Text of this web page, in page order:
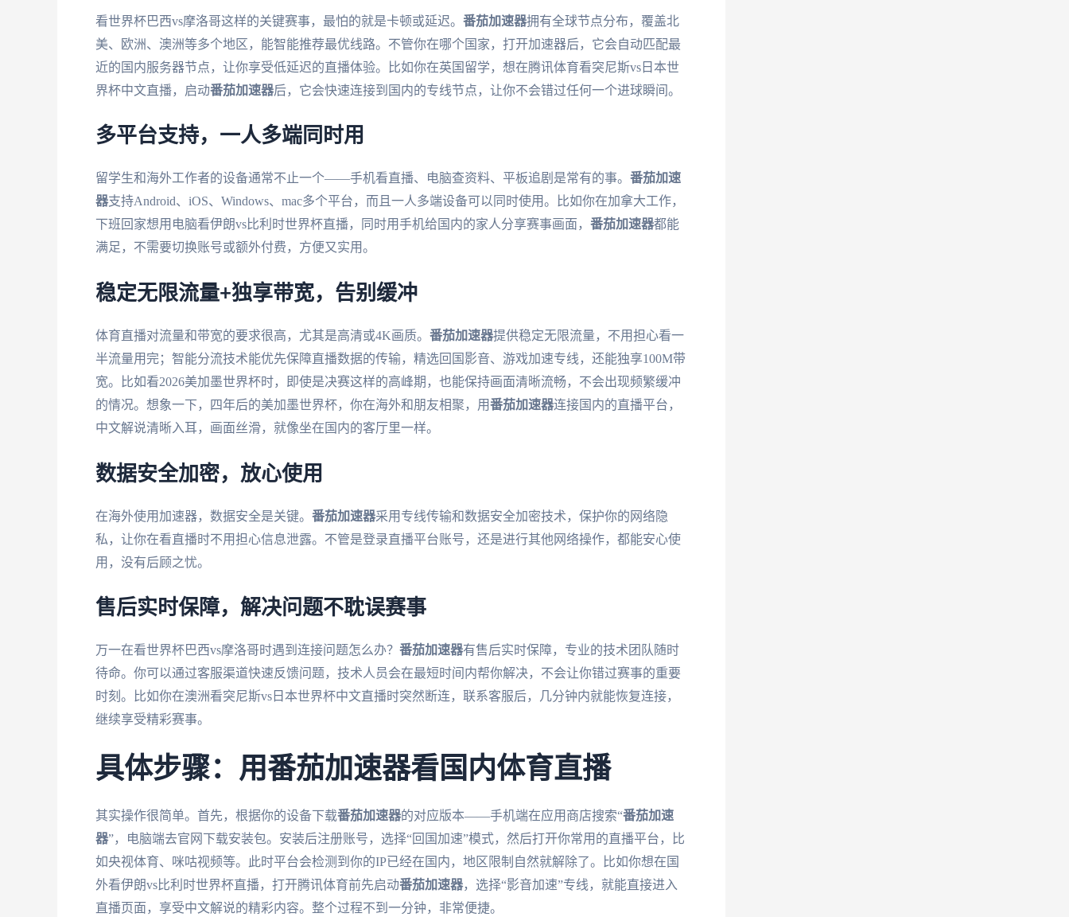
看世界杯巴西vs摩洛哥这样的关键赛事，最怕的就是卡顿或延迟。 番茄加速器拥有全球节点分布，覆盖北
美、欧洲、澳洲等多个地区，能智能推荐最优线路。不管你在哪个国家，打开加速器后，它会自动匹配最
近的国内服务器节点，让你享受低延迟的直播体验。比如你在英国留学，想在腾讯体育看突尼斯vs日本世
界杯中文直播，启动番茄加速器后，它会快速连接到国内的专线节点，让你不会错过任何一个进球瞬间。
多平台支持，一人多端同时用
留学生和海外工作者的设备通常不止一个——手机看直播、电脑查资料、平板追剧是常有的事。 番茄加速
器支持Android、iOS、Windows、mac多个平台，而且一人多端设备可以同时使用。比如你在加拿大工作，
下班回家想用电脑看伊朗vs比利时世界杯直播，同时用手机给国内的家人分享赛事画面， 番茄加速器都能
满足，不需要切换账号或额外付费，方便又实用。
稳定无限流量+独享带宽，告别缓冲
体育直播对流量和带宽的要求很高，尤其是高清或4K画质。 番茄加速器提供稳定无限流量，不用担心看一
半流量用完；智能分流技术能优先保障直播数据的传输，精选回国影音、游戏加速专线，还能独享100M带
宽。比如看2026美加墨世界杯时，即使是决赛这样的高峰期，也能保持画面清晰流畅，不会出现频繁缓冲
的情况。想象一下，四年后的美加墨世界杯，你在海外和朋友相聚，用番茄加速器连接国内的直播平台，
中文解说清晰入耳，画面丝滑，就像坐在国内的客厅里一样。
数据安全加密，放心使用
在海外使用加速器，数据安全是关键。 番茄加速器采用专线传输和数据安全加密技术，保护你的网络隐
私，让你在看直播时不用担心信息泄露。不管是登录直播平台账号，还是进行其他网络操作，都能安心使
用，没有后顾之忧。
售后实时保障，解决问题不耽误赛事
万一在看世界杯巴西vs摩洛哥时遇到连接问题怎么办？ 番茄加速器有售后实时保障，专业的技术团队随时
待命。你可以通过客服渠道快速反馈问题，技术人员会在最短时间内帮你解决，不会让你错过赛事的重要
时刻。比如你在澳洲看突尼斯vs日本世界杯中文直播时突然断连，联系客服后，几分钟内就能恢复连接，
继续享受精彩赛事。
具体步骤：用番茄加速器看国内体育直播
其实操作很简单。首先，根据你的设备下载番茄加速器的对应版本——手机端在应用商店搜索“番茄加速
器”，电脑端去官网下载安装包。安装后注册账号，选择“回国加速”模式，然后打开你常用的直播平台，比
如央视体育、咪咕视频等。此时平台会检测到你的IP已经在国内，地区限制自然就解除了。比如你想在国
外看伊朗vs比利时世界杯直播，打开腾讯体育前先启动番茄加速器，选择“影音加速”专线，就能直接进入
直播页面，享受中文解说的精彩内容。整个过程不到一分钟，非常便捷。